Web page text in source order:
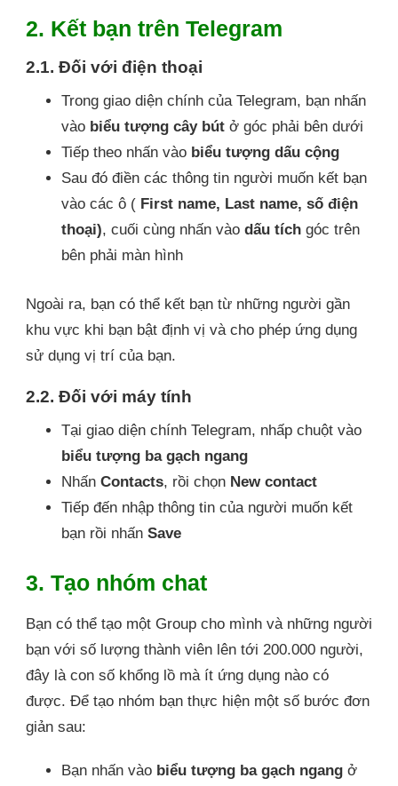
2. Kết bạn trên Telegram
2.1. Đối với điện thoại
Trong giao diện chính của Telegram, bạn nhấn
vào biểu tượng cây bút ở góc phải bên dưới
Tiếp theo nhấn vào biểu tượng dấu cộng
Sau đó điền các thông tin người muốn kết bạn
vào các ô ( First name, Last name, số điện
thoại), cuối cùng nhấn vào dấu tích góc trên
bên phải màn hình
Ngoài ra, bạn có thể kết bạn từ những người gần
khu vực khi bạn bật định vị và cho phép ứng dụng
sử dụng vị trí của bạn.
2.2. Đối với máy tính
Tại giao diện chính Telegram, nhấp chuột vào
biểu tượng ba gạch ngang
Nhấn Contacts, rồi chọn New contact
Tiếp đến nhập thông tin của người muốn kết
bạn rồi nhấn Save
3. Tạo nhóm chat
Bạn có thể tạo một Group cho mình và những người
bạn với số lượng thành viên lên tới 200.000 người,
đây là con số khổng lồ mà ít ứng dụng nào có
được. Để tạo nhóm bạn thực hiện một số bước đơn
giản sau:
Bạn nhấn vào biểu tượng ba gạch ngang ở